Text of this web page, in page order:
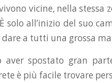
vicine, nella stessa
solo all’inizio del suo
a tutti una grossa
aver spostato gran
è più facile trovare